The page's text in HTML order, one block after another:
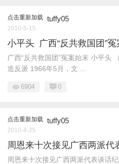
点击重新加载 tuffy05
2010-5-15
小平头 广西“反共救国团”冤
广西“反共救国团”冤案始末 小平头
造反派 1966年5月，文 ...
6904 0
点击重新加载 tuffy05
2010-4-25
周恩来十次接见广西两派代
周恩来十次接见广西两派代表谈话